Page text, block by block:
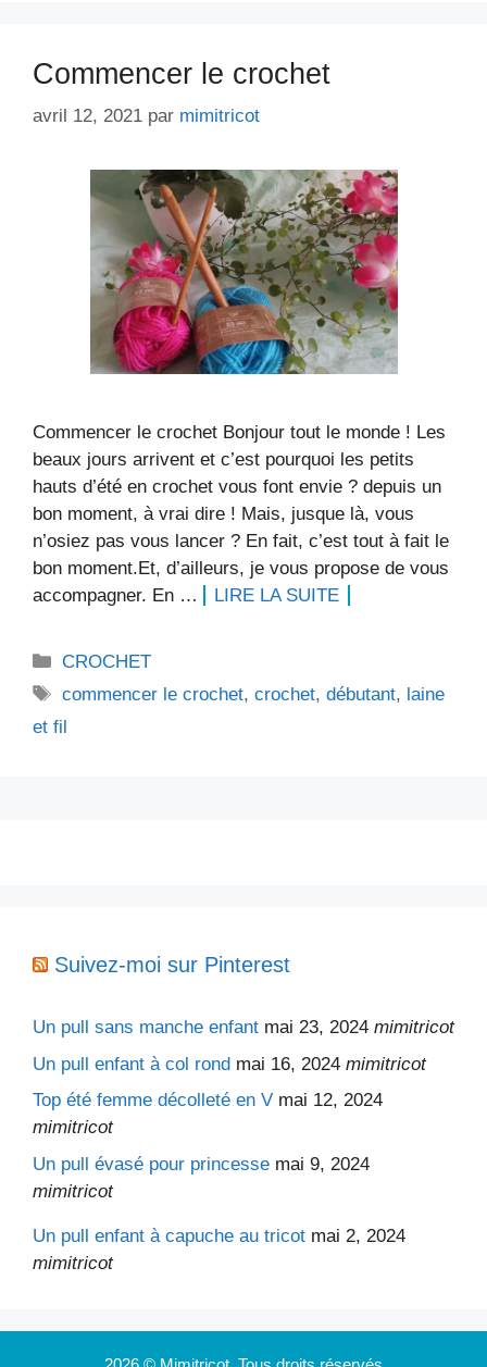
Commencer le crochet
avril 12, 2021 par mimitricot
Commencer le crochet Bonjour tout le monde ! Les
beaux jours arrivent et c’est pourquoi les petits
hauts d’été en crochet vous font envie ? depuis un
bon moment, à vrai dire ! Mais, jusque là, vous
n’osiez pas vous lancer ? En fait, c’est tout à fait le
bon moment.Et, d’ailleurs, je vous propose de vous
accompagner. En …
LIRE LA SUITE
Catégories
CROCHET
Étiquettes
commencer le crochet,crochet,débutant, laine
et fil
Suivez-moi sur Pinterest
Un pull sans manche enfant mai 23, 2024 mimitricot
Un pull enfant à col rond mai 16, 2024 mimitricot
Top été femme décolleté en V mai 12, 2024
mimitricot
Un pull évasé pour princesse mai 9, 2024
mimitricot
Un pull enfant à capuche au tricot mai 2, 2024
mimitricot